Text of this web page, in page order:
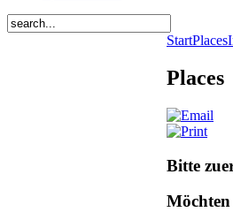
StartPlaces
Places
Bitte
Möchten